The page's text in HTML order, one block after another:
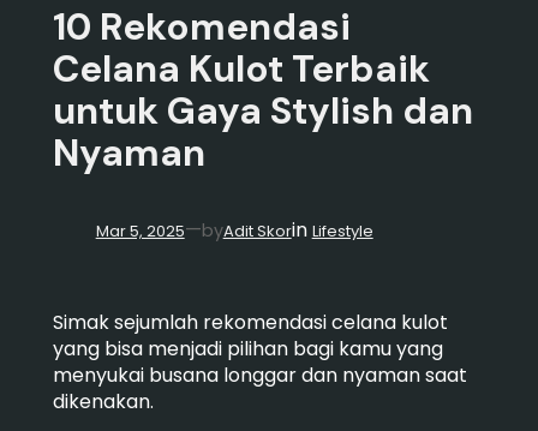
10 Rekomendasi
Celana Kulot Terbaik
untuk Gaya Stylish dan
Nyaman
Mar 5, 2025—byAdit Skorin Lifestyle
Simak sejumlah rekomendasi celana kulot
yang bisa menjadi pilihan bagi kamu yang
menyukai busana longgar dan nyaman saat
dikenakan.